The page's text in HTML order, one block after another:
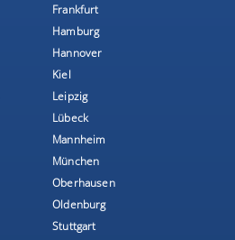
Frankfurt
Hamburg
Hannover
Kiel
Leipzig
Lübeck
Mannheim
München
Oberhausen
Oldenburg
Stuttgart